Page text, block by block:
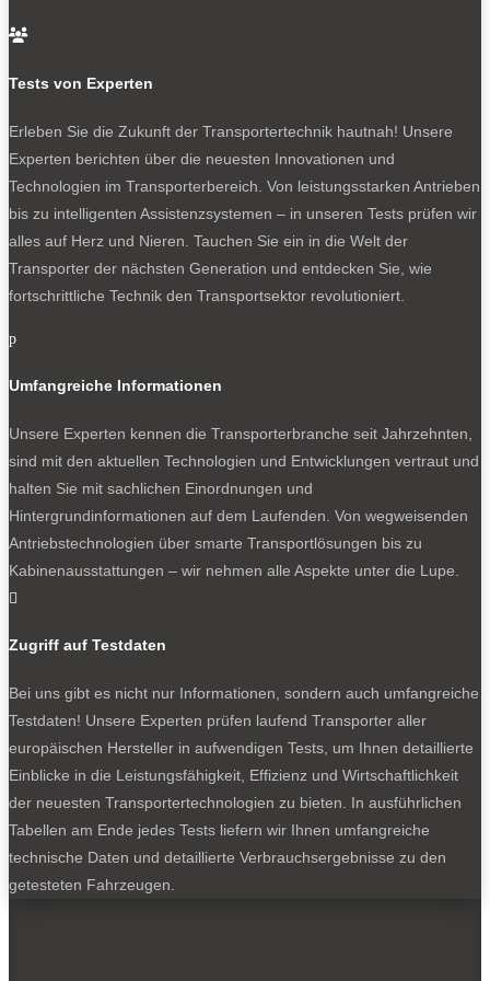
Für kraftraubende Einsätze außerhalb öffentlicher
gerüstet. Da wären ein Unterbodenschutz aus
erhöhte Wattiefe von 850 Millimetern. Allradantrieb ist
obligatorisch, ergänzt um ein zweistufiges
Verteilergetriebe und elektronische Sperrdifferenziale an
beiden Achsen. Und nun geht die Post ab mit einem
deftigen Pickup von echtem Schrot und Korn. Übrigens
ohne den Partner VW – einen Amarok Super Duty wird
es nicht geben.
Ford Ranger MS-RT Hybrid: Sport muss sein
Wahlweise Pritschenaufbau oder Fahrgestell für
Sonderaufbauten.
0

Tests von Experten
Erleben Sie die Zukunft der Transportertechnik hautnah! Unsere
Experten berichten über die neuesten Innovationen und
Technologien im Transporterbereich. Von leistungsstarken Antrieben
bis zu intelligenten Assistenzsystemen – in unseren Tests prüfen wir
alles auf Herz und Nieren. Tauchen Sie ein in die Welt der
Transporter der nächsten Generation und entdecken Sie, wie
fortschrittliche Technik den Transportsektor revolutioniert.
p
Umfangreiche Informationen
Unsere Experten kennen die Transporterbranche seit Jahrzehnten,
sind mit den aktuellen Technologien und Entwicklungen vertraut und
halten Sie mit sachlichen Einordnungen und
Hintergrundinformationen auf dem Laufenden. Von wegweisenden
Antriebstechnologien über smarte Transportlösungen bis zu
Kabinenausstattungen – wir nehmen alle Aspekte unter die Lupe.

Zugriff auf Testdaten
Bei uns gibt es nicht nur Informationen, sondern auch umfangreiche
Testdaten! Unsere Experten prüfen laufend Transporter aller
europäischen Hersteller in aufwendigen Tests, um Ihnen detaillierte
Einblicke in die Leistungsfähigkeit, Effizienz und Wirtschaftlichkeit
der neuesten Transportertechnologien zu bieten. In ausführlichen
Tabellen am Ende jedes Tests liefern wir Ihnen umfangreiche
technische Daten und detaillierte Verbrauchsergebnisse zu den
getesteten Fahrzeugen.